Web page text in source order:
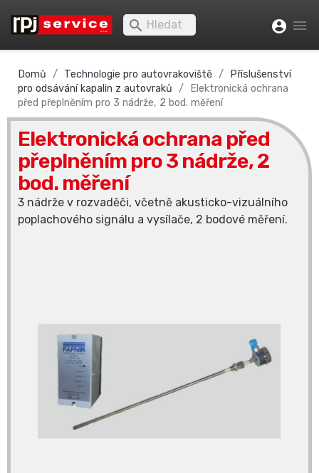
 account_circle 
Domů Technologie pro autovrakoviště
Příslušenství
pro odsávání kapalin z autovraků
Elektronická ochrana
před přeplněním pro 3 nádrže, 2 bod. měření
Elektronická ochrana před
přeplněním pro 3 nádrže, 2
bod. měření
3 nádrže v rozvaděči, včetně akusticko-vizuálního
poplachového signálu a vysílače, 2 bodové měření.